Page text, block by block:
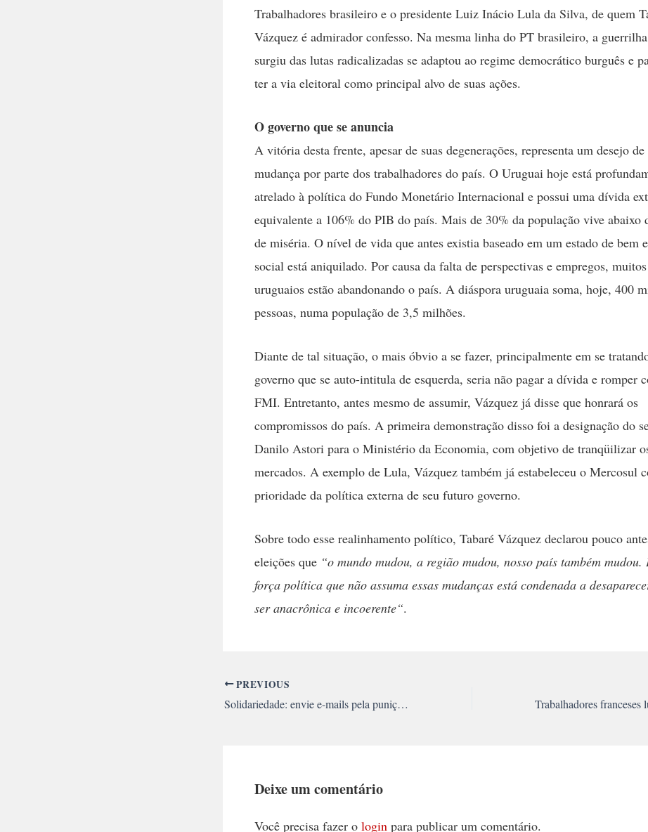
Trabalhadores brasileiro e o presidente Luiz Inácio Lula da Silva, de quem
Vázquez é admirador confesso. Na mesma linha do PT brasileiro, a
surgiu das lutas radicalizadas se adaptou ao regime democrático burguês e
ter a via eleitoral como principal alvo de suas ações.
O governo que se anuncia
A vitória desta frente, apesar de suas degenerações, representa um desejo de
mudança por parte dos trabalhadores do país. O Uruguai hoje está
atrelado à política do Fundo Monetário Internacional e possui uma dívida
equivalente a 106% do PIB do país. Mais de 30% da população vive abaixo
de miséria. O nível de vida que antes existia baseado em um estado de bem
social está aniquilado. Por causa da falta de perspectivas e empregos,
uruguaios estão abandonando o país. A diáspora uruguaia soma, hoje, 400
pessoas, numa população de 3,5 milhões.
Diante de tal situação, o mais óbvio a se fazer, principalmente em se
governo que se auto-intitula de esquerda, seria não pagar a dívida e romper
FMI. Entretanto, antes mesmo de assumir, Vázquez já disse que honrará os
compromissos do país. A primeira demonstração disso foi a designação do
Danilo Astori para o Ministério da Economia, com objetivo de tranqüilizar
mercados. A exemplo de Lula, Vázquez também já estabeleceu o Mercosul
prioridade da política externa de seu futuro governo.
Sobre todo esse realinhamento político, Tabaré Vázquez declarou pouco
eleições que “o mundo mudou, a região mudou, nosso país também mudou.
força política que não assuma essas mudanças está condenada a
ser anacrônica e incoerente“.
PREVIOUS
Solidariedade: envie e-mails pela punição dos assassinos dos sem-teto
Deixe um comentário
Você precisa fazer o login para publicar um comentário.